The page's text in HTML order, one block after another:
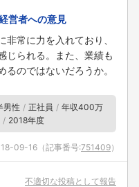
営者への意見
常に力を入れており、
じられる。また、業績も
のではないだろうか。
男性 正社員
年収400万
2018年度
09-16 （記事番号:751409）
不適切な投稿として報告